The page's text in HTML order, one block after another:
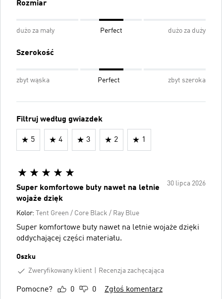
Rozmiar
dużo za mały Perfect dużo za duży
Szerokość
zbyt wąska Perfect zbyt szeroka
Filtruj według gwiazdek
5 4 3 2 1
30 lipca 2026
Super komfortowe buty nawet na letnie
wojaże dzięk
Kolor: Tent Green / Core Black / Ray Blue
Super komfortowe buty nawet na letnie wojaże dzięki
oddychającej części materiału.
Oszku
Zweryfikowany klient
Recenzja zachęcająca
Pomocne? 0 0 Zgłoś komentarz